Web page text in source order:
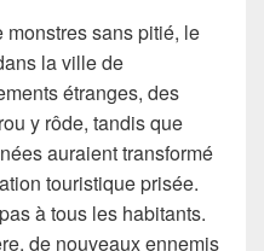
monstres sans pitié, le
la ville de
étranges, des
y rôde, tandis que
auraient transformé
touristique prisée.
à tous les habitants.
de nouveaux ennemis